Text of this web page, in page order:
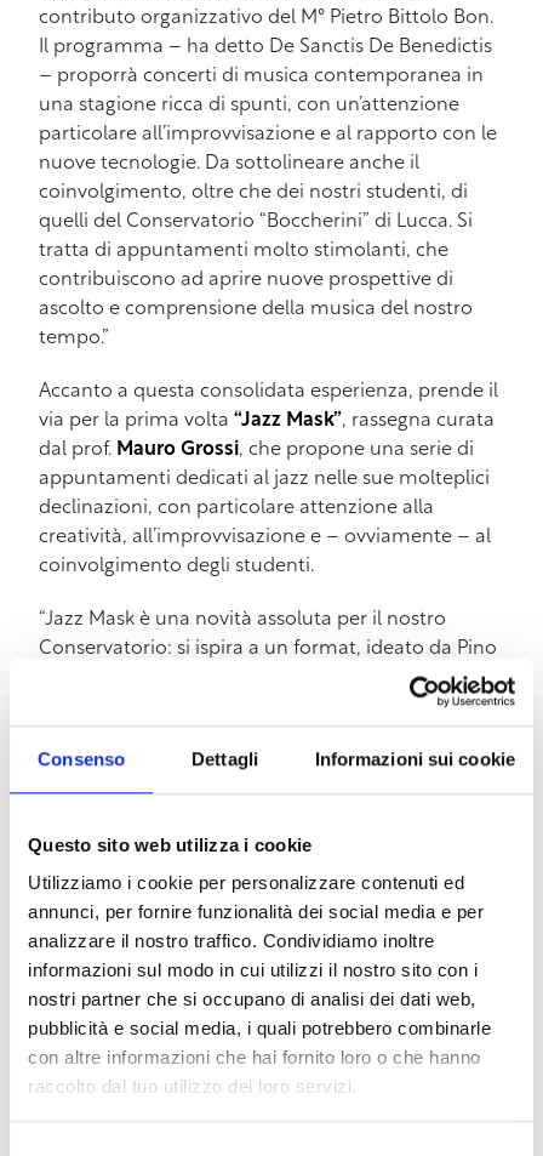
Consenso Dettagli Informazioni sui cookie
Questo sito web utilizza i cookie
Utilizziamo i cookie per personalizzare contenuti ed
annunci, per fornire funzionalità dei social media e per
analizzare il nostro traffico. Condividiamo inoltre
informazioni sul modo in cui utilizzi il nostro sito con i
nostri partner che si occupano di analisi dei dati web,
pubblicità e social media, i quali potrebbero combinarle
con altre informazioni che hai fornito loro o che hanno
raccolto dal tuo utilizzo dei loro servizi.
contributo organizzativo del M° Pietro Bittolo Bon.
Il programma – ha detto De Sanctis De Benedictis
– proporrà concerti di musica contemporanea in
una stagione ricca di spunti, con un’attenzione
particolare all’improvvisazione e al rapporto con le
nuove tecnologie. Da sottolineare anche il
coinvolgimento, oltre che dei nostri studenti, di
quelli del Conservatorio “Boccherini” di Lucca. Si
tratta di appuntamenti molto stimolanti, che
contribuiscono ad aprire nuove prospettive di
ascolto e comprensione della musica del nostro
tempo.”
Accanto a questa consolidata esperienza, prende il
via per la prima volta “Jazz Mask”, rassegna curata
dal prof. Mauro Grossi, che propone una serie di
appuntamenti dedicati al jazz nelle sue molteplici
declinazioni, con particolare attenzione alla
creatività, all’improvvisazione e – ovviamente – al
coinvolgimento degli studenti.
“Jazz Mask è una novità assoluta per il nostro
Conservatorio: si ispira a un format, ideato da Pino
Saulo per la rubrica Fahrenheit di Rai Radio 3. In
pratica – ha spiegato Grossi – si tratta di mettere
musicali provenienti da epoche e contesti diversi.
Un esperimento particolarmente interessante
artisti. Accanto a questo, tra gli altri appuntamenti
ci sarà anche un progetto sviluppato dai miei
studenti del corso di Composizione jazz,
presentato in formazione di big band completa,
che porterà all’ascolto di opere originali nate
all’interno del percorso didattico.”
Le due rassegne, pur nella diversità dei linguaggi,
condividono una visione comune della musica